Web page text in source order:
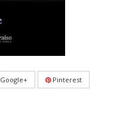
Google+ Pinterest